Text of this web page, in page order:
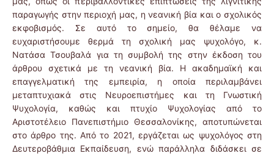
παραγωγής στην περιοχή μας, η νεανική βία και ο σχολικός
εκφοβισμός. Σε αυτό το σημείο, θα θέλαμε να
ευχαριστήσουμε θερμά τη σχολική μας ψυχολόγο, κ.
Νατάσα Τσουβαλά για τη συμβολή της στην έκδοση του
άρθρου σχετικά με τη νεανική βία. Η ακαδημαϊκή και
επαγγελματική της εμπειρία, η οποία περιλαμβάνει
μεταπτυχιακά στις Νευροεπιστήμες και τη Γνωστική
Ψυχολογία, καθώς και πτυχίο Ψυχολογίας από το
Αριστοτέλειο Πανεπιστήμιο Θεσσαλονίκης, αποτυπώνεται
στο άρθρο της. Από το 2021, εργάζεται ως ψυχολόγος στη
Δευτεροβάθμια Εκπαίδευση, ενώ παράλληλα διδάσκει σε